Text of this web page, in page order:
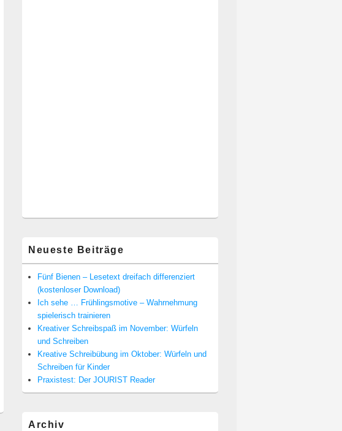
Neueste Beiträge
Fünf Bienen – Lesetext dreifach differenziert
(kostenloser Download)
Ich sehe … Frühlingsmotive – Wahrnehmung
spielerisch trainieren
Kreativer Schreibspaß im November: Würfeln
und Schreiben
Kreative Schreibübung im Oktober: Würfeln und
Schreiben für Kinder
Praxistest: Der JOURIST Reader
Archiv